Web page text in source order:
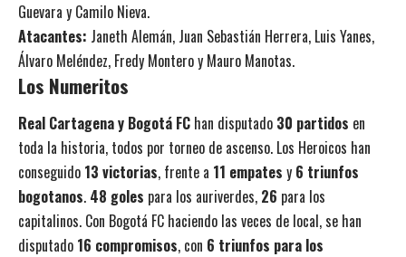
Guevara y Camilo Nieva.
Atacantes: Janeth Alemán, Juan Sebastián Herrera, Luis Yanes,
Álvaro Meléndez, Fredy Montero y Mauro Manotas.
Los Numeritos
Real Cartagena y Bogotá FC han disputado 30 partidos en
toda la historia, todos por torneo de ascenso. Los Heroicos han
conseguido 13 victorias, frente a 11 empates y 6 triunfos
bogotanos. 48 goles para los auriverdes, 26 para los
capitalinos. Con Bogotá FC haciendo las veces de local, se han
disputado 16 compromisos, con 6 triunfos para los